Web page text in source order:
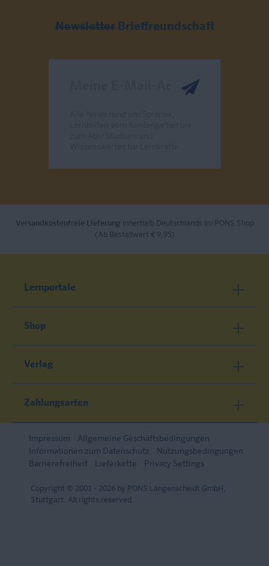
Newsletter Brieffreundschaft
Versandkostenfreie Lieferung innerhalb Deutschlands im PONS Shop
(Ab Bestellwert € 9,95)
Lernportale
Shop
Verlag
Zahlungsarten
Impressum
Allgemeine Geschäftsbedingungen
Informationen zum Datenschutz
Nutzungsbedingungen
Barrierefreiheit
Lieferkette Privacy Settings
Copyright © 2001 - 2026 by PONS Langenscheidt GmbH,
Stuttgart. All rights reserved.